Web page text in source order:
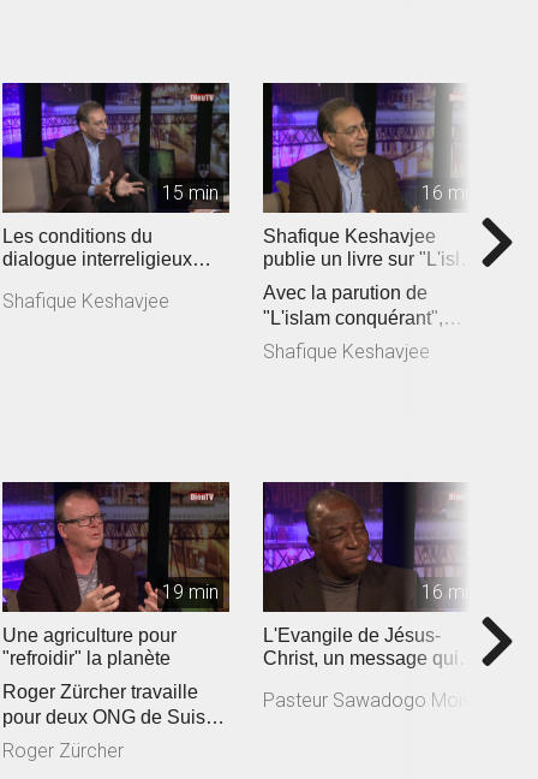
15 min
Les conditions du
dialogue interreligieux
Shafique Keshavjee
16 min
Shafique Keshavjee
publie un livre sur "L'islam
conquérant" (2019)
Avec la parution de
"L'islam conquérant",
Shafique Keshavjee lance
un cri d’a...
Shafique Keshavjee
19 min
Une agriculture pour
"refroidir" la planète
Roger Zürcher travaille
pour deux ONG de Suisse
romande engagées
auprès des a...
Roger Zürcher
16 min
L'Evangile de Jésus-
Christ, un message qui
Pasteur Sawadogo Moïse